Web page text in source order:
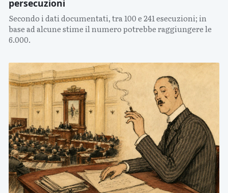
persecuzioni
Secondo i dati documentati, tra 100 e 241 esecuzioni; in
base ad alcune stime il numero potrebbe raggiungere le
6.000.